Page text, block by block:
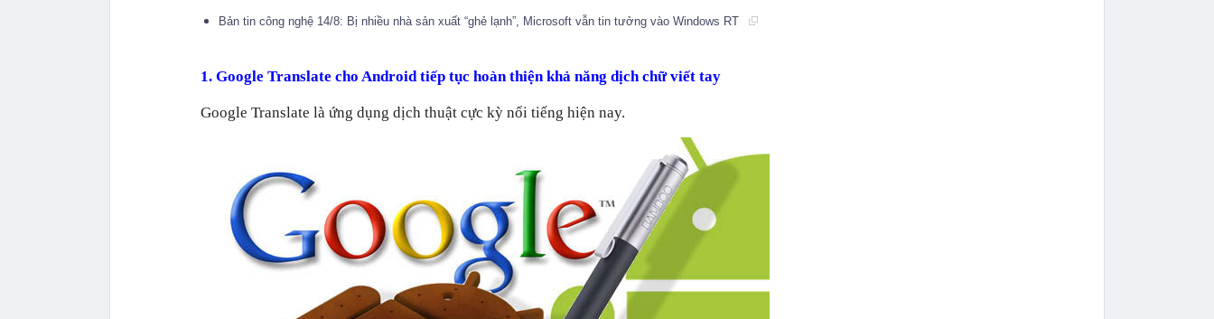
Bản tin công nghệ 14/8: Bị nhiều nhà sản xuất “ghẻ lạnh”, Microsoft vẫn tin tưởng vào Windows RT
1. Google Translate cho Android tiếp tục hoàn thiện khả năng dịch chữ viết tay
Google Translate là ứng dụng dịch thuật cực kỳ nổi tiếng hiện nay.